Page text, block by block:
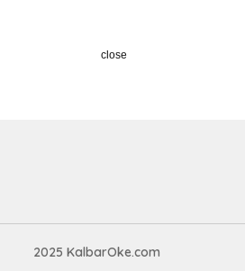
2025 KalbarOke.com
close